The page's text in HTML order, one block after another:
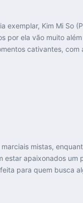
exemplar, Kim Mi So
por ela vão muito
cativantes,
mistas,
estar apaixonados um
para quem busca